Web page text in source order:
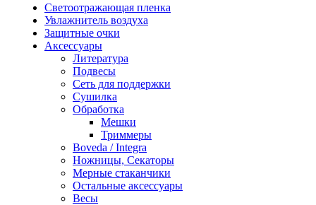
Светоотражающая пленка
Увлажнитель воздуха
Защитные очки
Аксессуары
Литература
Подвесы
Сеть для поддержки
Сушилка
Обработка
Мешки
Триммеры
Boveda / Integra
Ножницы, Секаторы
Мерные стаканчики
Остальные аксессуары
Весы